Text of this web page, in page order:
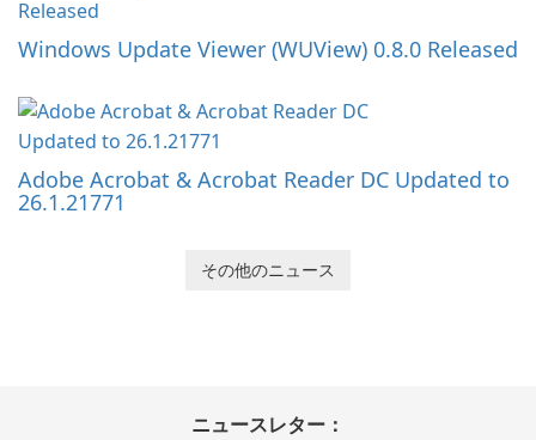
Windows Update Viewer (WUView) 0.8.0 Released
Adobe Acrobat & Acrobat Reader DC Updated to
26.1.21771
その他のニュース
ニュースレター：